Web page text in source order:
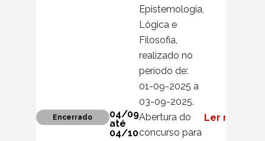
Epistemologia,
Lógica e
Filosofia,
realizado no
período de:
01-09-2025 a
03-09-2025.
Encerrado
04/09
até
04/10
Abertura do
concurso para
Ler mais